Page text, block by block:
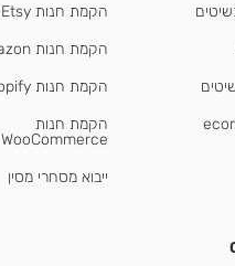
הקמת חנות Etsy
הקמת חנות Amazon
הקמת חנות Shopify
הקמת חנות
WooCommerce
ייבוא מסחרי מסין